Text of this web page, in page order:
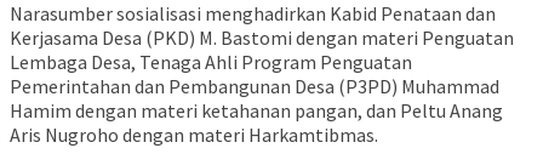
Narasumber sosialisasi menghadirkan Kabid Penataan dan
Kerjasama Desa (PKD) M. Bastomi dengan materi Penguatan
Lembaga Desa, Tenaga Ahli Program Penguatan
Pemerintahan dan Pembangunan Desa (P3PD) Muhammad
Hamim dengan materi ketahanan pangan, dan Peltu Anang
Aris Nugroho dengan materi Harkamtibmas.